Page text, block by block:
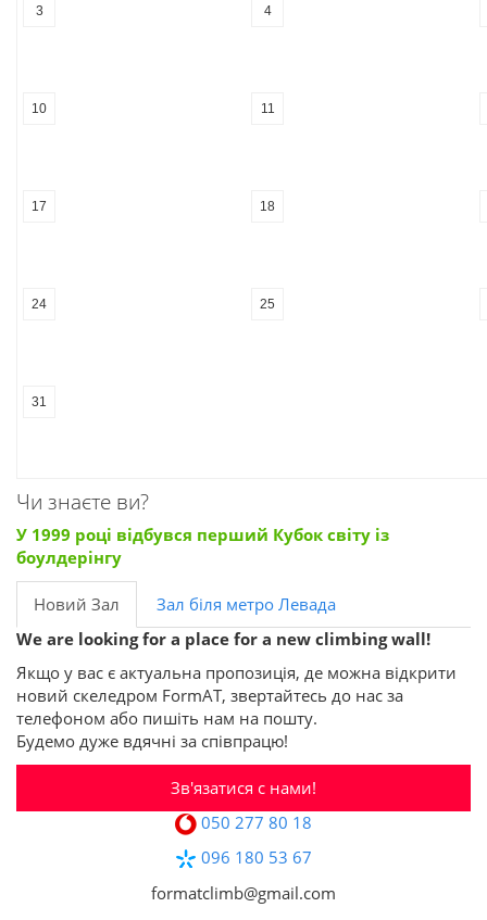
3 4
10 11
17 18
24 25
31
Чи знаєте ви?
У 1999 році відбувся перший Кубок світу із
боулдерінгу
Новий Зал
Зал біля метро Левада
We are looking for a place for a new climbing wall!
Якщо у вас є актуальна пропозиція, де можна відкрити
новий скеледром FormAT, звертайтесь до нас за
телефоном або пишіть нам на пошту.
Будемо дуже вдячні за співпрацю!
Зв'язатися с нами!
050 277 80 18
096 180 53 67
formatclimb@gmail.com